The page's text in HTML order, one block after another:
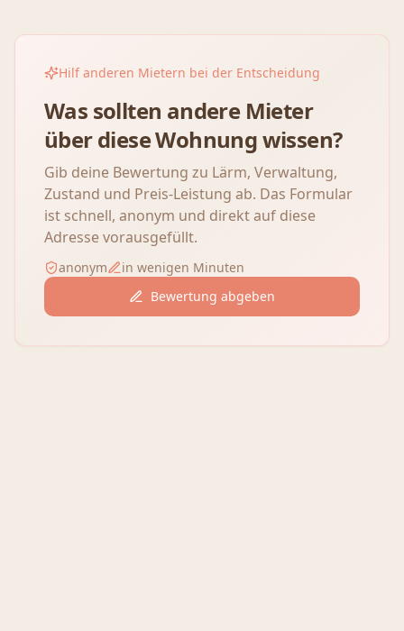
Hilf anderen Mietern bei der Entscheidung
Was sollten andere Mieter
über diese Wohnung wissen?
Gib deine Bewertung zu Lärm, Verwaltung,
Zustand und Preis-Leistung ab. Das Formular
ist schnell, anonym und direkt auf diese
Adresse vorausgefüllt.
anonym
in wenigen Minuten
Bewertung abgeben